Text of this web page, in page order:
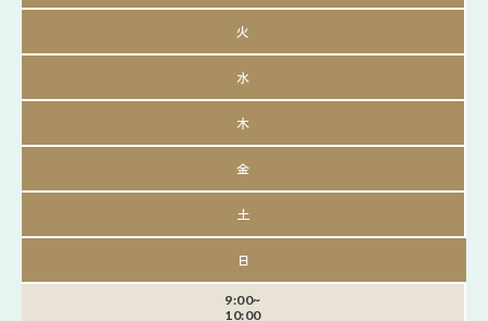
火
水
木
金
土
日
9:00~
10:00